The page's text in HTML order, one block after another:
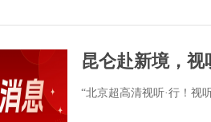
昆仑赴新境，视
“北京超高清视听·行！视